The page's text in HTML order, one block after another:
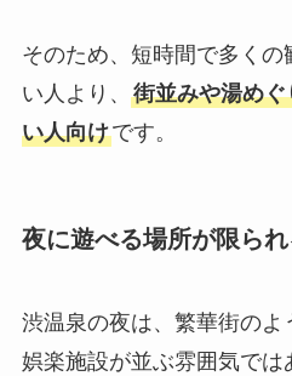
そのため、短時間で多くの
い人より、 街並みや湯め
い人向けです。
夜に遊べる場所が限られ
渋温泉の夜は、繁華街のよ
娯楽施設が並ぶ雰囲気では